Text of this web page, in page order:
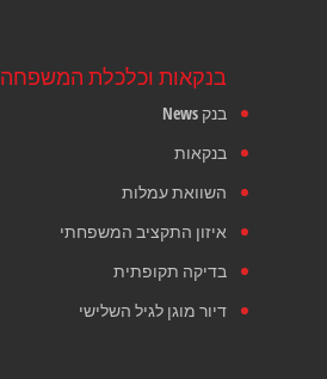
בנקאות וכלכלת המשפחה
בנק News
בנקאות
השוואת עמלות
איזון התקציב המשפחתי
בדיקה תקופתית
דיור מוגן לגיל השלישי